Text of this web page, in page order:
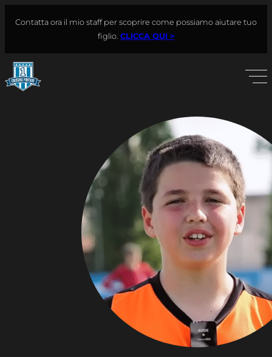
Contatta ora il mio staff per scoprire come possiamo aiutare tuo
figlio. CLICCA QUI >
Cerca